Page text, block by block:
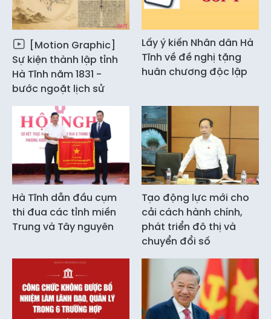
[Motion Graphic]
Sự kiện thành lập tỉnh
Hà Tĩnh năm 1831 -
bước ngoặt lịch sử
Lấy ý kiến Nhân dân Hà
Tĩnh về đề nghị tặng
huân chương độc lập
Hà Tĩnh dẫn đầu cụm
thi đua các tỉnh miền
Trung và Tây nguyên
Tạo động lực mới cho
cải cách hành chính,
phát triển đô thị và
chuyển đổi số